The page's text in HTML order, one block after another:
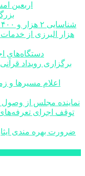
اربعین
شناسایی ۲ هزار و ۴۰۰ کودک دارای اختلالات بینایی در البرز
دستگاه‌های
نماینده مجلس از وصول
ضرورت بهره مندی